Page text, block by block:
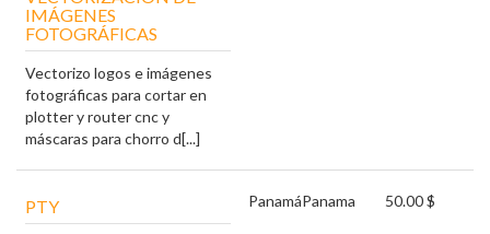
IMÁGENES
FOTOGRÁFICAS
Vectorizo logos e imágenes
fotográficas para cortar en
plotter y router cnc y
máscaras para chorro d[...]
PTY PanamáPanama 50.00 $